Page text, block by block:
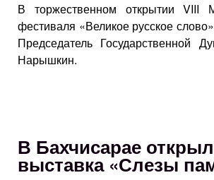
В торжественном открытии VIII
фестиваля «Великое русское
Председатель Государственной
Нарышкин.
В Бахчисарае
выставка «Слезы